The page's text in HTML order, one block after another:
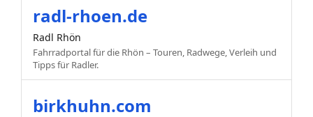
radl-rhoen.de
Radl Rhön
Fahrradportal für die Rhön – Touren, Radwege, Verleih und
Tipps für Radler.
birkhuhn.com